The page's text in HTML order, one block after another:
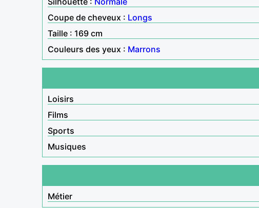
Coupe de cheveux : Longs
Taille : 169 cm
Couleurs des yeux : Marrons
Loisirs
Films
Sports
Musiques
Métier